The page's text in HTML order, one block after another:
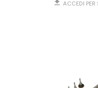
ACCEDI